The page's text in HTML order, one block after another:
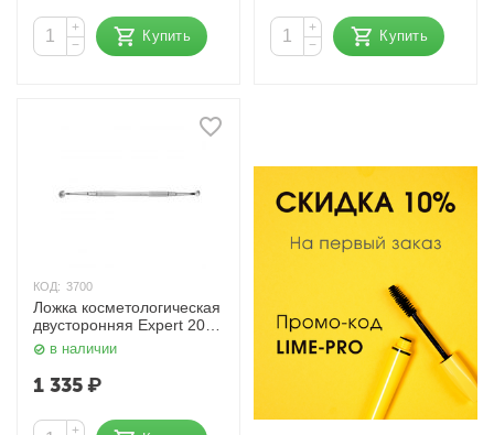
+
−
Купить
+
−
Купить
КОД: 3700
Ложка косметологическая
двусторонняя Expert 20
TYPE 1 Сталекс
в наличии
1 335₽
+